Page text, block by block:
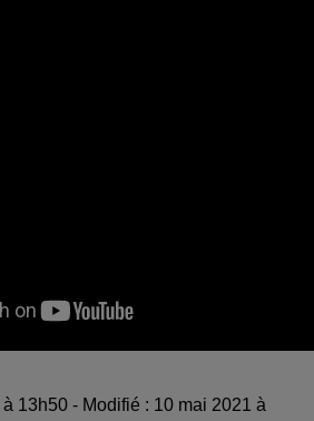
13h50 - Modifié : 10 mai 2021 à